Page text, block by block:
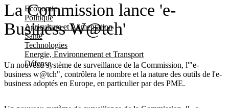
Economie
Politique
Agriculture et Alimentation
Santé
Technologies
Energie, Environnement et Transport
Défense
La Commission lance 'e-
Business W@tch'
Un nouveau système de surveillance de la Commission, l'"e-
business w@tch", contrôlera le nombre et la nature des outils de l'e-
business adoptés en Europe, en particulier par des PME.